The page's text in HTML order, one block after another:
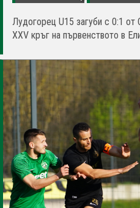
Лудогорец U15 загуби с 0:1
XXV кръг на първенството в